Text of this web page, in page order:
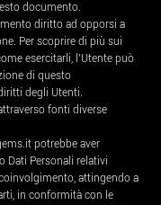
documento.
diritto ad opporsi a
Per scoprire di più sui
esercitarli, l’Utente può
di questo
degli Utenti.
fonti diverse
potrebbe aver
Dati Personali relativi
attingendo a
in conformità con le